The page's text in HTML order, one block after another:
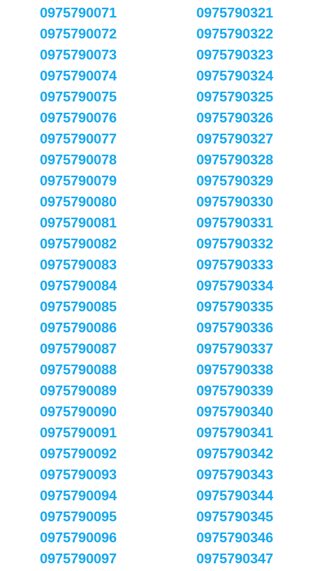
0975790071
0975790072
0975790073
0975790074
0975790075
0975790076
0975790077
0975790078
0975790079
0975790080
0975790081
0975790082
0975790083
0975790084
0975790085
0975790086
0975790087
0975790088
0975790089
0975790090
0975790091
0975790092
0975790093
0975790094
0975790095
0975790096
0975790097
0975790321
0975790322
0975790323
0975790324
0975790325
0975790326
0975790327
0975790328
0975790329
0975790330
0975790331
0975790332
0975790333
0975790334
0975790335
0975790336
0975790337
0975790338
0975790339
0975790340
0975790341
0975790342
0975790343
0975790344
0975790345
0975790346
0975790347